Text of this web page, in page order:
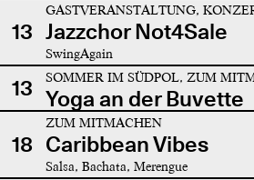
13
GASTVERANSTALTUNG,
Jazzchor Not4Sale
SwingAgain
13 SOMMER IM SÜDPOL, ZUM
Yoga an der Buvette
18
ZUM MITMACHEN
Caribbean Vibes
Salsa, Bachata, Merengue